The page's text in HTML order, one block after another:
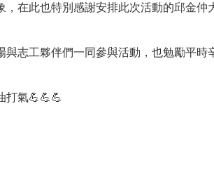
，在此也特別感謝安排此次活動的邱金
與志工夥伴們一同參與活動，也勉勵平
打氣💪💪💪